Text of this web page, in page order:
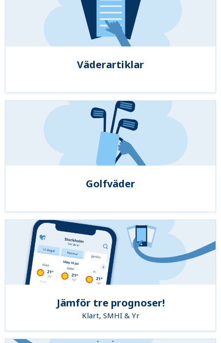
Väderartiklar
Golfväder
Jämför tre prognoser!
Klart, SMHI & Yr